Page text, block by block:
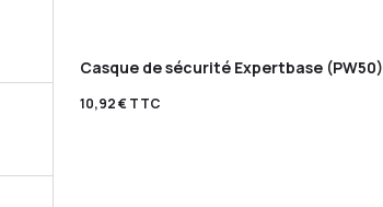
Casque de sécurité Expertbase (PW50)
10,92€TTC